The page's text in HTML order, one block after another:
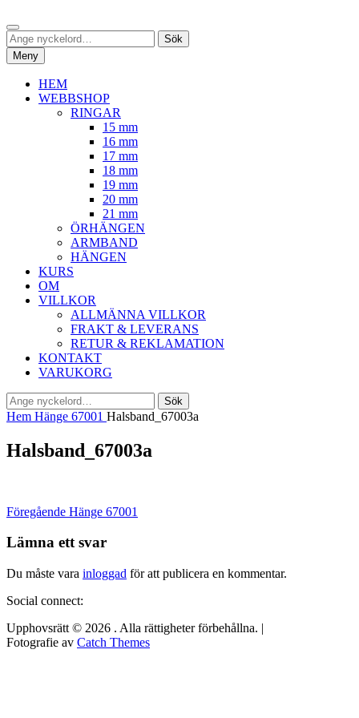
Hoppa
till
innehåll
Sök
Sök
efter:
Sök
Meny
HEM
WEBBSHOP
RINGAR
15 mm
16 mm
17 mm
18 mm
19 mm
20 mm
21 mm
ÖRHÄNGEN
ARMBAND
HÄNGEN
KURS
OM
VILLKOR
ALLMÄNNA VILLKOR
FRAKT & LEVERANS
RETUR & REKLAMATION
KONTAKT
VARUKORG
Sök
efter:
Sök
Hem Hänge 67001 Halsband_67003a
Halsband_67003a
Inläggsnavigering
Föregående Föregående
Hänge 67001
Lämna ett svar
Du måste vara inloggad för att publicera en kommentar.
Social connect:
Upphovsrätt © 2026 . Alla rättigheter förbehållna. |
Fotografie av Catch Themes